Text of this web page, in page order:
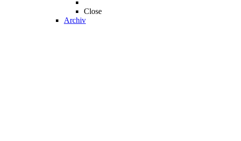
Close
Archiv